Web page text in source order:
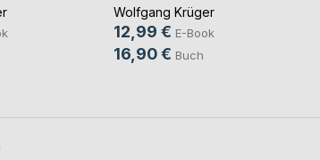
Wolfgang Krüger
12,99 € E-Book
16,90 € Buch